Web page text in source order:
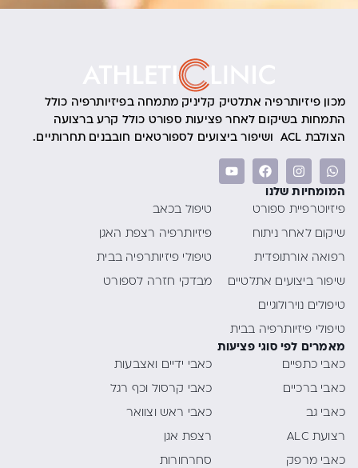
מכון פיזיותרפיה אתלטיק קליניק מתמחה בפיזיותרפיה כולל
התמחות בשיקום לאחר פציעות ספורט כולל קרע ברצועה
הצולבת ACL ושיפור ביצועים לספורטאים חובבנים תחרותיים.
המומחיות שלנו
פיזיוטרפיית ספורט
שיקום לאחר ניתוח
רפואה אורתופדית
שיפור ביצועים אתלטיים
טיפולים נוירולוגיים
טיפולי פיזיותרפיה בבית
טיפול בכאב
פיזיותרפיה רצפת האגן
טיפולי פיזיותרפיה בבית
מבדקי חזרה לספורט
מאמרים לפי סוגי פציעות
כאבי כתפיים
כאבי ברכיים
כאבי גב
רצועת ALC
כאבי מרפק
כאבי ידיים ואצבעות
כאבי קרסול וכף רגל
כאבי ראש וצוואר
רצפת אגן
סחרחורות